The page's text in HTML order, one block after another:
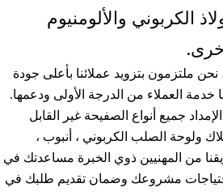
الكربوني والألومنيوم
ملتزمون بتزويد عملائنا بأعلى جودة
خدمة العملاء من الدرجة الأولى ودعمها.
جميع أنواع الصفيحة غير القابل
ولوحة الصلب الكربوني ، أنبوب ،
من المهنيين ذوي الخبرة مساعدتك في
احتياجات مشروعك وضمان تقديم طلبك في